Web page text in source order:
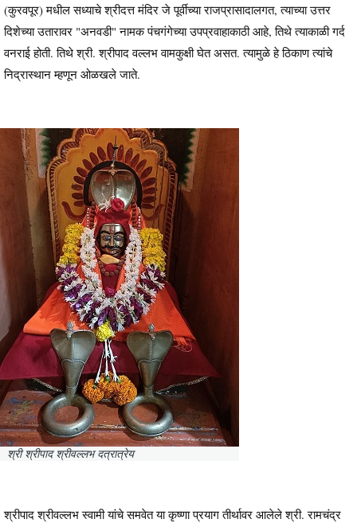
(कुरवपूर) मधील सध्याचे श्रीदत्त मंदिर जे पूर्वीच्या राजप्रासादालगत, त्याच्या उत्तर
दिशेच्या उतारावर "अनवडी" नामक पंचगंगेच्या उपप्रवाहाकाठी आहे, तिथे त्याकाळी गर्द
वनराई होती. तिथे श्री. श्रीपाद वल्लभ वामकुक्षी घेत असत. त्यामुळे हे ठिकाण त्यांचे
निद्रास्थान म्हणून ओळखले जाते.
श्री श्रीपाद श्रीवल्लभ दत्रात्रेय
श्रीपाद श्रीवल्लभ स्वामी यांचे समवेत या कृष्णा प्रयाग तीर्थावर आलेले श्री. रामचंद्र